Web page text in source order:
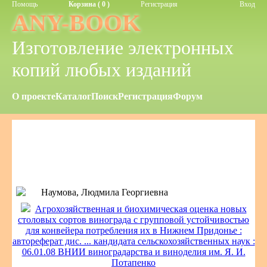
Помощь Корзина ( 0 ) Регистрация Вход
ANY-BOOK
Изготовление электронных
копий любых изданий
О проектеКаталогПоискРегистрацияФорум
Наумова, Людмила Георгиевна
Агрохозяйственная и биохимическая оценка новых
столовых сортов винограда с групповой устойчивостью
для конвейера потребления их в Нижнем Придонье :
автореферат дис. ... кандидата сельскохозяйственных наук :
06.01.08 ВНИИ виноградарства и виноделия им. Я. И.
Потапенко